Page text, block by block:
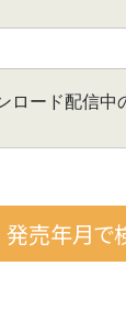
ロード配信中
発売年月で